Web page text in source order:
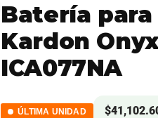
Batería
Kardon
ICA077NA
ÚLTIMA UNIDAD $